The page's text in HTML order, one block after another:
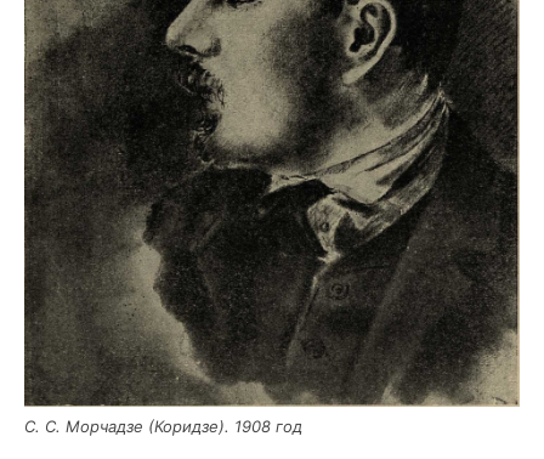
С. С. Мор­чад­зе (Корид­зе). 1908 год